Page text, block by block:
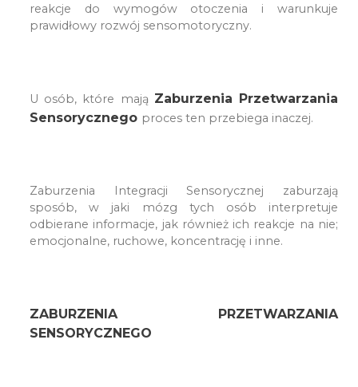
reakcje do wymogów otoczenia i warunkuje
prawidłowy rozwój sensomotoryczny.
U osób, które mają Zaburzenia Przetwarzania
Sensorycznego proces ten przebiega inaczej.
Zaburzenia Integracji Sensorycznej zaburzają
sposób, w jaki mózg tych osób interpretuje
odbierane informacje, jak również ich reakcje na nie;
emocjonalne, ruchowe, koncentrację i inne.
ZABURZENIA PRZETWARZANIA
SENSORYCZNEGO